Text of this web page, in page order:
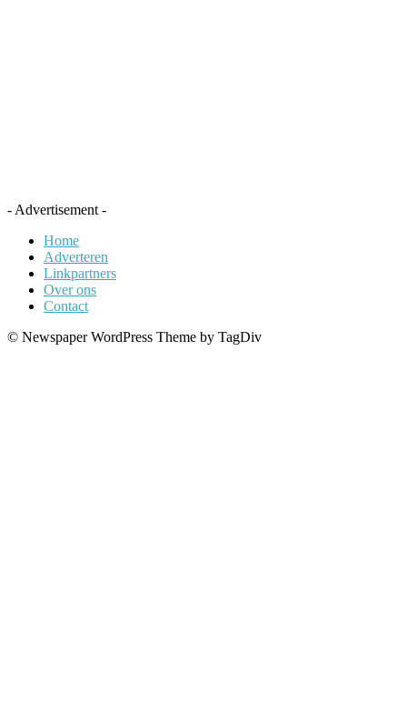
- Advertisement -
Home
Adverteren
Linkpartners
Over ons
Contact
© Newspaper WordPress Theme by TagDiv